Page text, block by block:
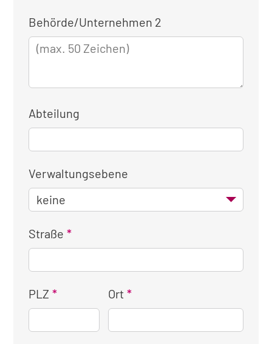
Behörde/Unternehmen 2
Abteilung
Verwaltungsebene
Straße
PLZ Ort